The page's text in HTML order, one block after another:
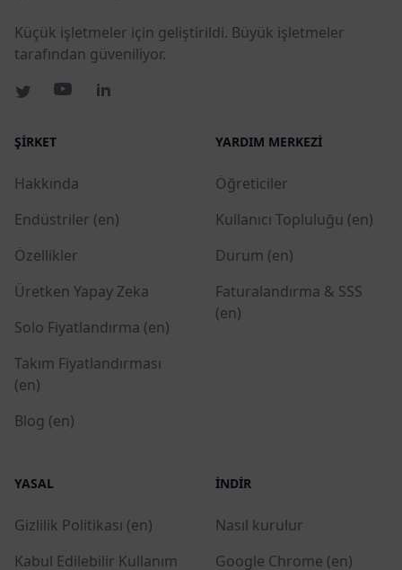
Küçük işletmeler için geliştirildi. Büyük işletmeler
tarafından güveniliyor.
ŞIRKET
Hakkında
Endüstriler (en)
Özellikler
Üretken Yapay Zeka
Solo Fiyatlandırma (en)
Takım Fiyatlandırması
(en)
Blog (en)
YARDIM MERKEZI
Öğreticiler
Kullanıcı Topluluğu (en)
Durum (en)
Faturalandırma & SSS
(en)
YASAL
Gizlilik Politikası (en)
Kabul Edilebilir Kullanım
İNDIR
Nasıl kurulur
Google Chrome (en)